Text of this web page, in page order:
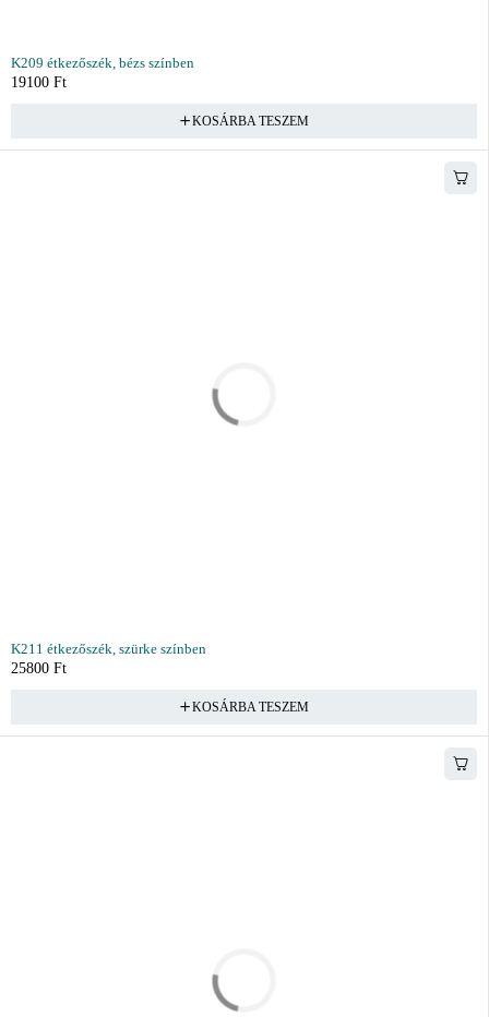
K209 étkezőszék, bézs színben
19100 Ft
KOSÁRBA TESZEM
K211 étkezőszék, szürke színben
25800 Ft
KOSÁRBA TESZEM